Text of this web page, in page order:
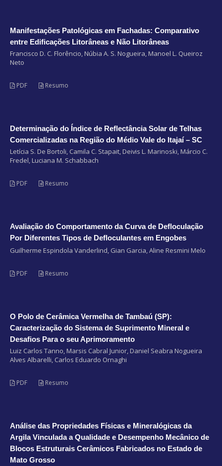
Manifestações Patológicas em Fachadas: Comparativo
entre Edificações Litorâneas e Não Litorâneas
Francisco D. C. Florêncio, Núbia A. S. Nogueira, Manoel L. Queiroz
Neto
PDF Resumo
Determinação do Índice de Reflectância Solar de Telhas
Comercializadas na Região do Médio Vale do Itajaí – SC
Letícia S. De Bortoli, Camila C. Stapait, Deivis L. Marinoski, Márcio C.
Fredel, Luciana M. Schabbach
PDF Resumo
Avaliação do Comportamento da Curva de Defloculação
Por Diferentes Tipos de Defloculantes em Engobes
Guilherme Espindola Vanderlind, Gian Garcia, Aline Resmini Melo
PDF Resumo
O Polo de Cerâmica Vermelha de Tambaú (SP):
Caracterização do Sistema de Suprimento Mineral e
Desafios Para o seu Aprimoramento
Luiz Carlos Tanno, Marsis Cabral Junior, Daniel Seabra Nogueira
Alves Albarelli, Carlos Eduardo Ornaghi
PDF Resumo
Análise das Propriedades Físicas e Mineralógicas da
Argila Vinculada a Qualidade e Desempenho Mecânico de
Blocos Estruturais Cerâmicos Fabricados no Estado de
Mato Grosso